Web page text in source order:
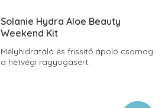
Solanie Hydra Aloe Beauty
Weekend Kit
Mélyhidratáló és frissítő ápoló csomag
a hétvégi ragyogásért.